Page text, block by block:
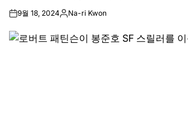
on9월 18, 2024Posted
Na-ri Kwon